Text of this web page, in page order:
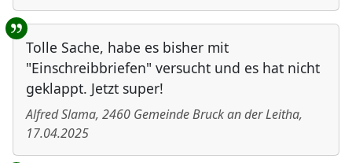
Tolle Sache, habe es bisher mit
"Einschreibbriefen" versucht und es hat nicht
geklappt. Jetzt super!
Alfred Slama, 2460 Gemeinde Bruck an der Leitha,
17.04.2025